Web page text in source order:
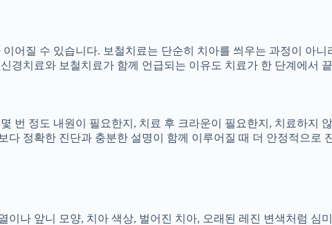
어질 수 있습니다. 보철치료는 단순히 치아를 씌우는 과정이 아니
경치료와 보철치료가 함께 언급되는 이유도 치료가 한 단계에서
번 정도 내원이 필요한지, 치료 후 크라운이 필요한지, 치료하지
다 정확한 진단과 충분한 설명이 함께 이루어질 때 더 안정적으로
이나 앞니 모양, 치아 색상, 벌어진 치아, 오래된 레진 변색처럼 심